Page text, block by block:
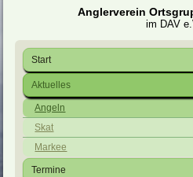
Anglerverein
im DAV
Start
Aktuelles
Angeln
Skat
Markee
Termine